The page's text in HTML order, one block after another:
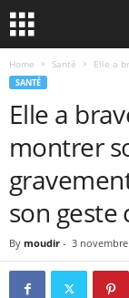
Home Santé Elle a
SANTÉ
Elle a
montrer
son geste
By moudir - 3